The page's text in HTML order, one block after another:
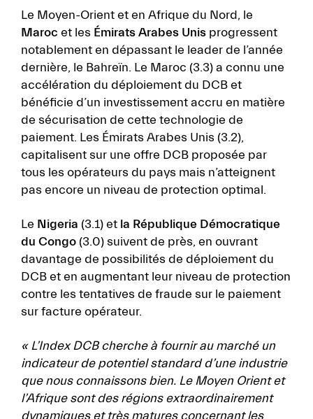
Le Moyen-Orient et en Afrique du Nord, le
Maroc et les Émirats Arabes Unis progressent
notablement en dépassant le leader de l’année
dernière, le Bahreïn. Le Maroc (3.3) a connu une
accélération du déploiement du DCB et
bénéficie d’un investissement accru en matière
de sécurisation de cette technologie de
paiement. Les Émirats Arabes Unis (3.2),
capitalisent sur une offre DCB proposée par
tous les opérateurs du pays mais n’atteignent
pas encore un niveau de protection optimal.
Le Nigeria (3.1)et la République Démocratique
du Congo (3.0) suivent de près, en ouvrant
davantage de possibilités de déploiement du
DCB et en augmentant leur niveau de protection
contre les tentatives de fraude sur le paiement
sur facture opérateur.
« L’Index DCB cherche à fournir au marché un
indicateur de potentiel standard d’une industrie
que nous connaissons bien. Le Moyen Orient et
l’Afrique sont des régions extraordinairement
dynamiques et très matures concernant les